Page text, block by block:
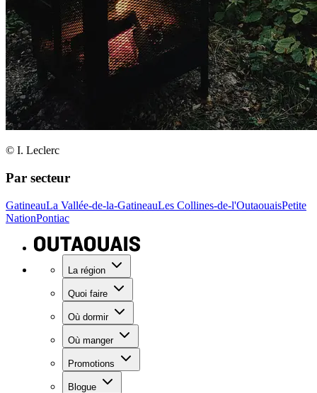
© I. Leclerc
Par secteur
GatineauLa Vallée-de-la-GatineauLes Collines-de-l'OutaouaisPetite
NationPontiac
La région
Quoi faire
Où dormir
Où manger
Promotions
Blogue